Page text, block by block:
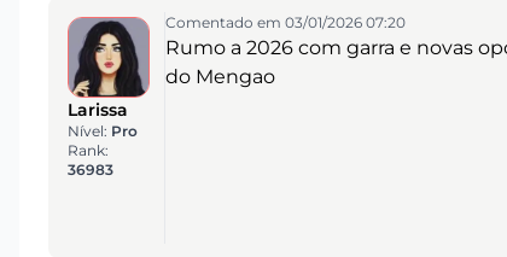
Larissa
Nível: Pro
Rank:
36983
Comentado em 03/01/2026 07:20
Rumo a 2026 com garra e novas
do Mengao